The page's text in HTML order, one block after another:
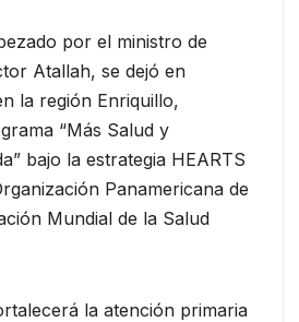
por el ministro de
Atallah, se dejó en
la región Enriquillo,
“Más Salud y
bajo la estrategia HEARTS
Panamericana de
Mundial de la Salud
la atención primaria